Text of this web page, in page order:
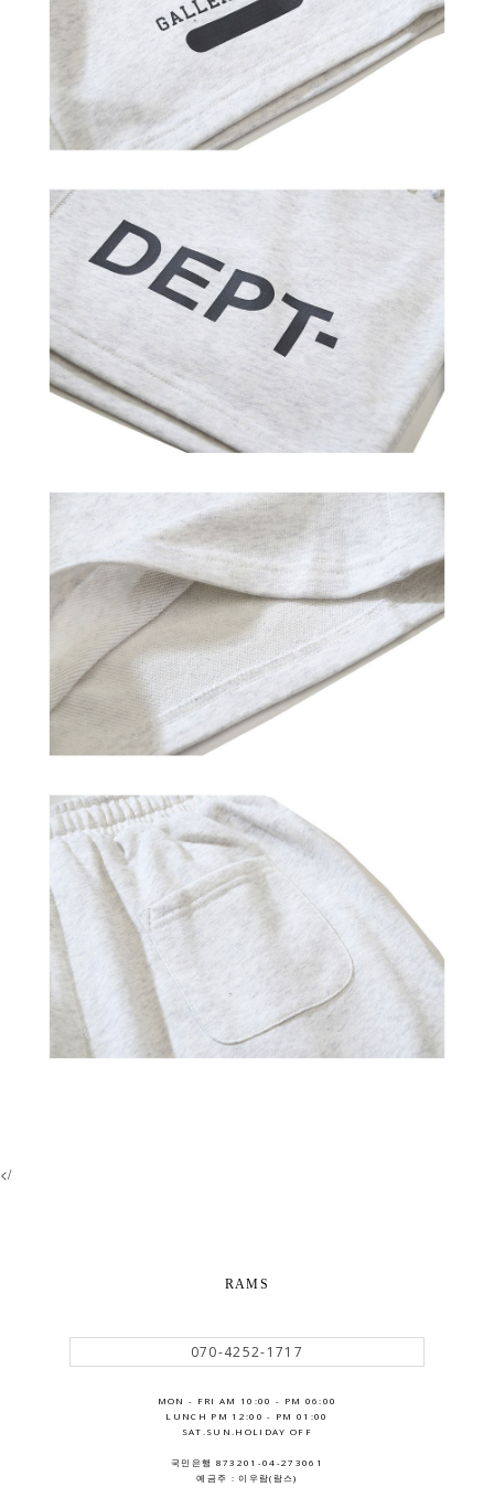
</
RAMS
070-4252-1717
MON - FRI AM 10:00 - PM 06:00
LUNCH PM 12:00 - PM 01:00
SAT.SUN.HOLIDAY OFF
국민은행 873201-04-273061
예금주 : 이우람(람스)